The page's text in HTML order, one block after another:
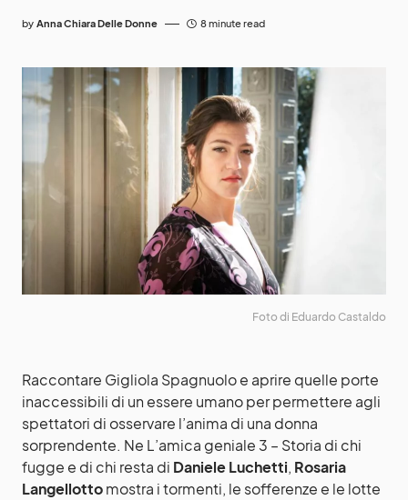
by Anna Chiara Delle Donne 8 minute read
Foto di Eduardo Castaldo
Raccontare Gigliola Spagnuolo e aprire quelle porte
inaccessibili di un essere umano per permettere agli
spettatori di osservare l’anima di una donna
sorprendente. Ne L’amica geniale 3 – Storia di chi
fugge e di chi resta di Daniele Luchetti, Rosaria
Langellottomostra i tormenti, le sofferenze e le lotte